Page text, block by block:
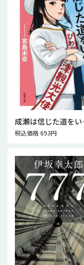
成瀬は信じた道をい
税込価格 693円